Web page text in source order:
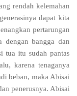
rendah kelemahan
dapat kita
pertarungan
dengan bangga dan
tua itu sudah pantas
karena tenaganya
beban, maka Abisai
penerusnya. Abisai